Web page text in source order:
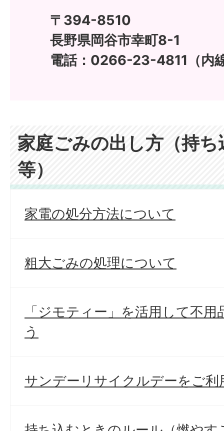
〒394-8510
長野県岡谷市幸町8-1
電話：0266-23-4811（内
家庭ごみの出し方（持
等）
家電の処分方法について
粗大ごみの処理について
「ジモティー」を活用して不
う
サンデーリサイクルデーをご利